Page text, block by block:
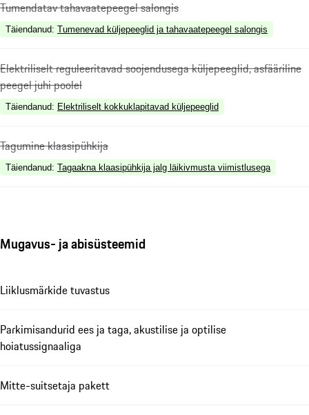
Tumendatav tahavaatepeegel salongis
Täiendanud: Tumenevad küljepeeglid ja tahavaatepeegel salongis
Elektriliselt reguleeritavad soojendusega küljepeeglid, asfääriline
peegel juhi poolel
Täiendanud: Elektriliselt kokkuklapitavad küljepeeglid
Tagumine klaasipühkija
Täiendanud: Tagaakna klaasipühkija jalg läikivmusta viimistlusega
Mugavus- ja abisüsteemid
Liiklusmärkide tuvastus
Parkimisandurid ees ja taga, akustilise ja optilise
hoiatussignaaliga
Mitte-suitsetaja pakett